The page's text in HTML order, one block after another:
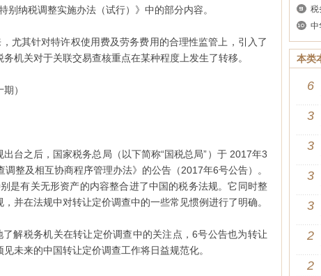
纳税调整实施办法（试行）》中的部分内容。
尤其针对特许权使用费及劳务费用的合理性监管上，引入了
机关对于关联交易查核重点在某种程度上发生了转移。
）
台之后，国家税务总局（以下简称“国税总局”）于 2017年3
整及相互协商程序管理办法》的公告（2017年6号公告）。
是有关无形资产的内容整合进了中国的税务法规。它同时整
并在法规中对转让定价调查中的一些常见惯例进行了明确。
解税务机关在转让定价调查中的关注点，6号公告也为转让
未来的中国转让定价调查工作将日益规范化。
税
中
本类
6
3
3
3
3
2
2